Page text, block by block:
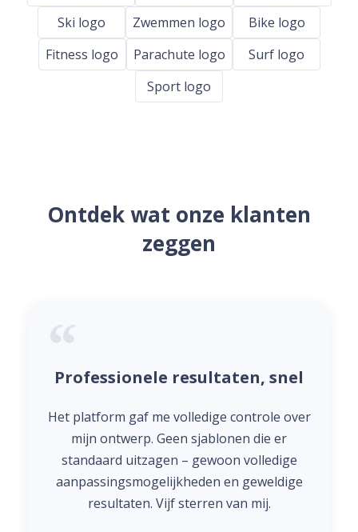
Ski logo
Zwemmen logo
Bike logo
Fitness logo
Parachute logo
Surf logo
Sport logo
Ontdek wat onze klanten
zeggen
Professionele resultaten, snel
Het platform gaf me volledige controle over
mijn ontwerp. Geen sjablonen die er
standaard uitzagen – gewoon volledige
aanpassingsmogelijkheden en geweldige
resultaten. Vijf sterren van mij.